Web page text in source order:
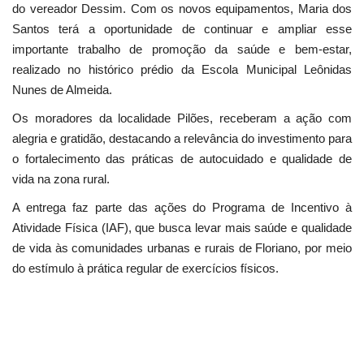
do vereador Dessim. Com os novos equipamentos, Maria dos
Santos terá a oportunidade de continuar e ampliar esse
importante trabalho de promoção da saúde e bem-estar,
realizado no histórico prédio da Escola Municipal Leônidas
Nunes de Almeida.
Os moradores da localidade Pilões, receberam a ação com
alegria e gratidão, destacando a relevância do investimento para
o fortalecimento das práticas de autocuidado e qualidade de
vida na zona rural.
A entrega faz parte das ações do Programa de Incentivo à
Atividade Física (IAF), que busca levar mais saúde e qualidade
de vida às comunidades urbanas e rurais de Floriano, por meio
do estímulo à prática regular de exercícios físicos.